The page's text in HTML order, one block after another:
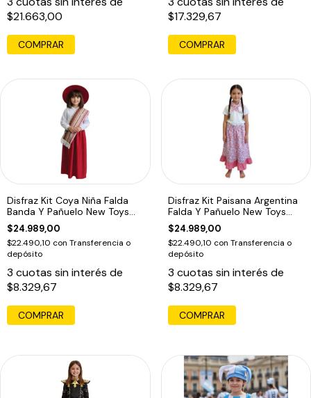
$21.663,00
COMPRAR
$17.329,67
COMPRAR
Disfraz Kit Coya Niña Falda
Banda Y Pañuelo New Toys
Negro Unico
$24.989,00
$22.490,10 con Transferencia o
depósito
3 cuotas sin interés de
$8.329,67
Disfraz Kit Paisana Argentina
Falda Y Pañuelo New Toys
Rosa Unico
$24.989,00
$22.490,10 con Transferencia o
depósito
3 cuotas sin interés de
$8.329,67